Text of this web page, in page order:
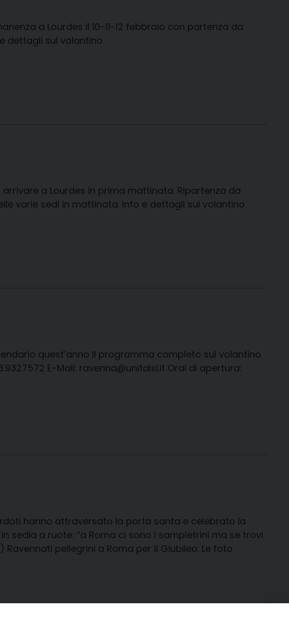
a Lourdes il 10-11-12 febbraio con partenza da
dettagli sul volantino
a Lourdes in prima mattinata. Ripartenza da
varie sedi in mattinata. Info e dettagli sul volantino
quest’anno Il programma completo sul volantino
E-Mail: ravenna@unitalsi.it Orai di apertura:
hanno attraversato la porta santa e celebrato la
sedia a ruote: “a Roma ci sono i sampietrini ma se trovi
pellegrini a Roma per il Giubileo. Le foto